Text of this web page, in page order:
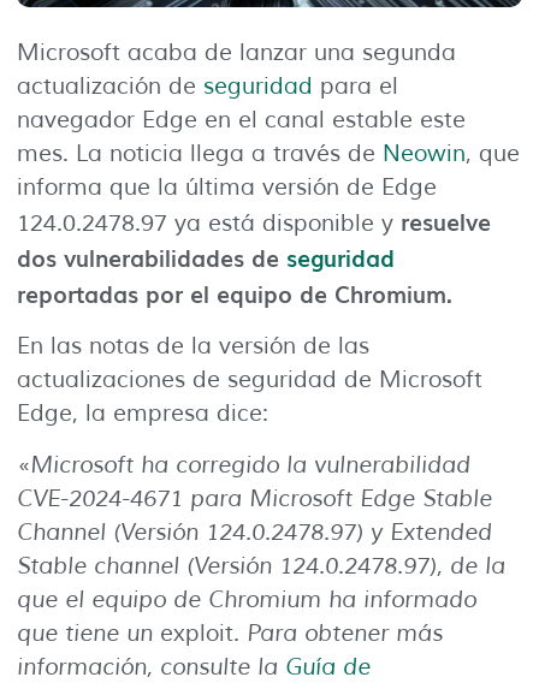
Microsoft acaba de lanzar una segunda
actualización de seguridad para el
navegador Edge en el canal estable este
mes. La noticia llega a través de Neowin, que
informa que la última versión de Edge
124.0.2478.97 ya está disponible y resuelve
dos vulnerabilidades de seguridad
reportadas por el equipo de Chromium.
En las notas de la versión de las
actualizaciones de seguridad de Microsoft
Edge, la empresa dice:
«Microsoft ha corregido la vulnerabilidad
CVE-2024-4671 para Microsoft Edge Stable
Channel (Versión 124.0.2478.97) y Extended
Stable channel (Versión 124.0.2478.97), de la
que el equipo de Chromium ha informado
que tiene un exploit. Para obtener más
información, consulte la Guía de